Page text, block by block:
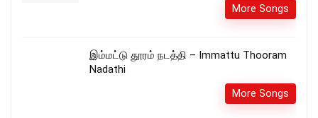
More Songs
இம்மட்டு தூரம் நடத்தி – Immattu Thooram
Nadathi
More Songs